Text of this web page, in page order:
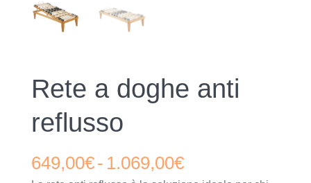
Rete a doghe anti
reflusso
649,00€- 1.069,00€Fascia